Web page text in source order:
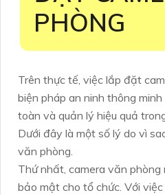
PHÒNG
Trên thực tế, việc lắp đặt
biện pháp an ninh thông
toàn và quản lý hiệu quả
Dưới đây là một số lý do vì
văn phòng.
Thứ nhất, camera văn phòng
bảo mật cho tổ chức. Với